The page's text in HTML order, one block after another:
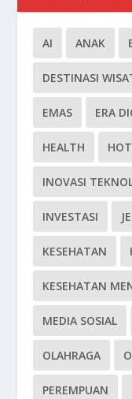
AI ANAK
DESTINASI
EMAS ERA
HEALTH HOT
INOVASI
INVESTASI
KESEHATAN
KESEHATAN
MEDIA SOSIAL
OLAHRAGA
PEREMPUAN